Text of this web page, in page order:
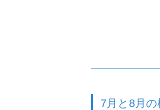
7月と8月の